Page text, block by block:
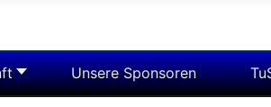
Unsere Sponsoren